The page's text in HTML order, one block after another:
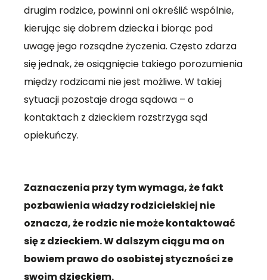
drugim rodzice, powinni oni określić wspólnie,
kierując się dobrem dziecka i biorąc pod
uwagę jego rozsądne życzenia. Często zdarza
się jednak, że osiągnięcie takiego porozumienia
między rodzicami nie jest możliwe. W takiej
sytuacji pozostaje droga sądowa – o
kontaktach z dzieckiem rozstrzyga sąd
opiekuńczy.
Zaznaczenia przy tym wymaga, że fakt
pozbawienia władzy rodzicielskiej nie
oznacza, że rodzic nie może kontaktować
się z dzieckiem. W dalszym ciągu ma on
bowiem prawo do osobistej styczności ze
swoim dzieckiem.